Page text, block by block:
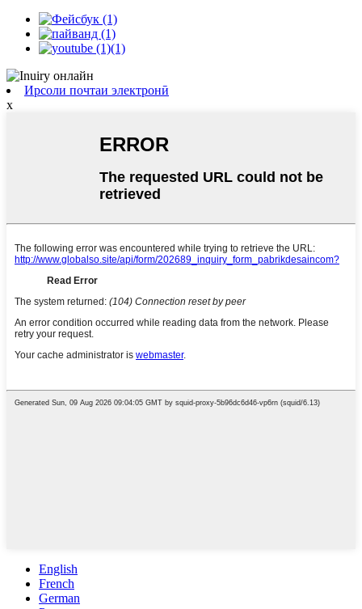
Ирсоли почтаи электронӣ
x
English
French
German